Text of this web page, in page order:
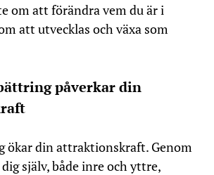
om att förändra vem du är i
att utvecklas och växa som
påverkar din
ökar din attraktionskraft. Genom
själv, både inre och yttre,